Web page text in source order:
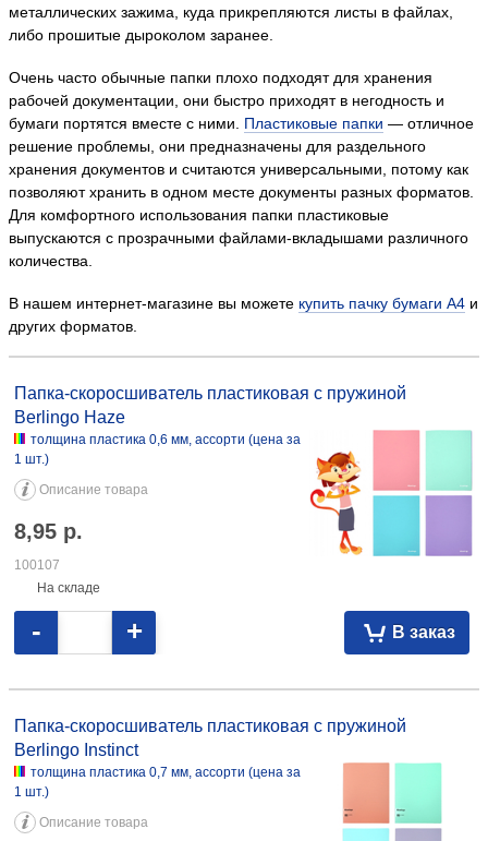
металлических зажима, куда прикрепляются листы в файлах,
либо прошитые дыроколом заранее.
Очень часто обычные папки плохо подходят для хранения
рабочей документации, они быстро приходят в негодность и
бумаги портятся вместе с ними. Пластиковые папки — отличное
решение проблемы, они предназначены для раздельного
хранения документов и считаются универсальными, потому как
позволяют хранить в одном месте документы разных форматов.
Для комфортного использования папки пластиковые
выпускаются с прозрачными файлами-вкладышами различного
количества.
В нашем интернет-магазине вы можете купить пачку бумаги А4 и
других форматов.
толщина пластика 0,6 мм, ассорти 8,95 100107
Папка-скоросшиватель пластиковая с пружиной
Berlingo Haze
толщина пластика 0,6 мм, ассорти (цена за
1 шт.)
Описание товара
8,95 р.
100107
На складе
В заказ
- +
толщина пластика 0,7 мм, ассорти 8,95 100108
Папка-скоросшиватель пластиковая с пружиной
Berlingo Instinct
толщина пластика 0,7 мм, ассорти (цена за
1 шт.)
Описание товара